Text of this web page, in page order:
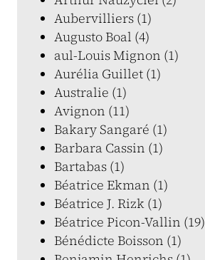
Aubervilliers (1)
Augusto Boal (4)
aul-Louis Mignon (1)
Aurélia Guillet (1)
Australie (1)
Avignon (11)
Bakary Sangaré (1)
Barbara Cassin (1)
Bartabas (1)
Béatrice Ekman (1)
Béatrice J. Rizk (1)
Béatrice Picon-Vallin (19)
Bénédicte Boisson (1)